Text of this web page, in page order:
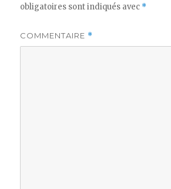
obligatoires sont indiqués avec *
COMMENTAIRE *